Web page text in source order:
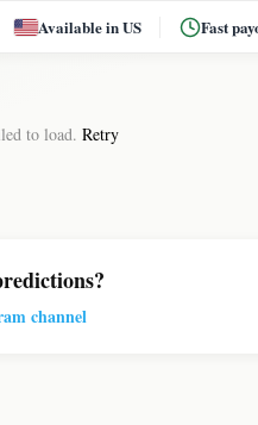
Available in US Fast
to load. Retry
channel